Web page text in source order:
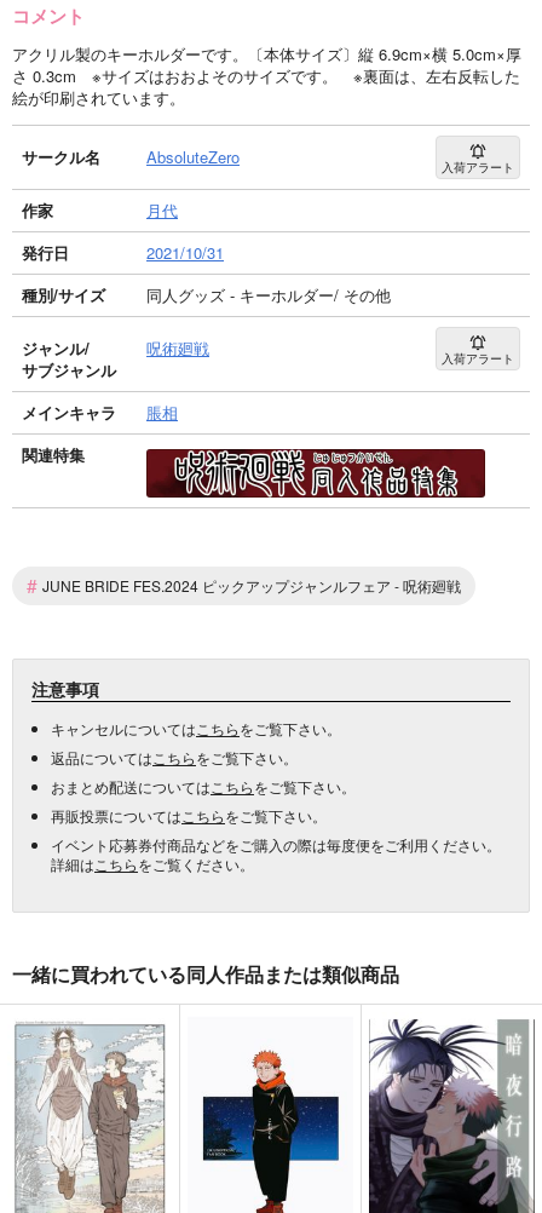
コメント
アクリル製のキーホルダーです。〔本体サイズ〕縦 6.9cm×横 5.0cm×厚
さ 0.3cm ※サイズはおおよそのサイズです。 ※裏面は、左右反転した
絵が印刷されています。
サークル名 AbsoluteZero 入荷アラート
作家
月代
発行日
2021/10/31
種別/サイズ
同人グッズ - キーホルダー/ その他
ジャンル/
サブジャンル
呪術廻戦 入荷アラート
メインキャラ
脹相
関連特集
# JUNE BRIDE FES.2024 ピックアップジャンルフェア - 呪術廻戦
注意事項
キャンセルについては こちらをご覧下さい。
返品については こちらをご覧下さい。
おまとめ配送については こちらをご覧下さい。
再販投票については こちらをご覧下さい。
イベント応募券付商品などをご購入の際は毎度便をご利用ください。
詳細は こちらをご覧ください。
一緒に買われている同人作品または類似商品